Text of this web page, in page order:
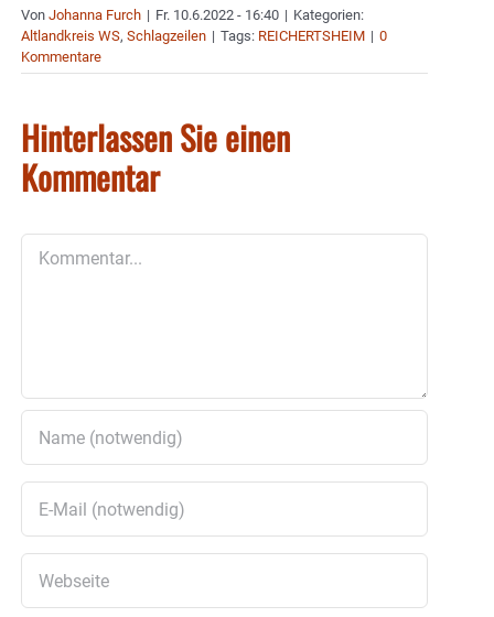
Von Johanna Furch | Fr. 10.6.2022 - 16:40 | Kategorien:
Altlandkreis WS, Schlagzeilen | Tags: REICHERTSHEIM | 0
Kommentare
Hinterlassen Sie einen
Kommentar